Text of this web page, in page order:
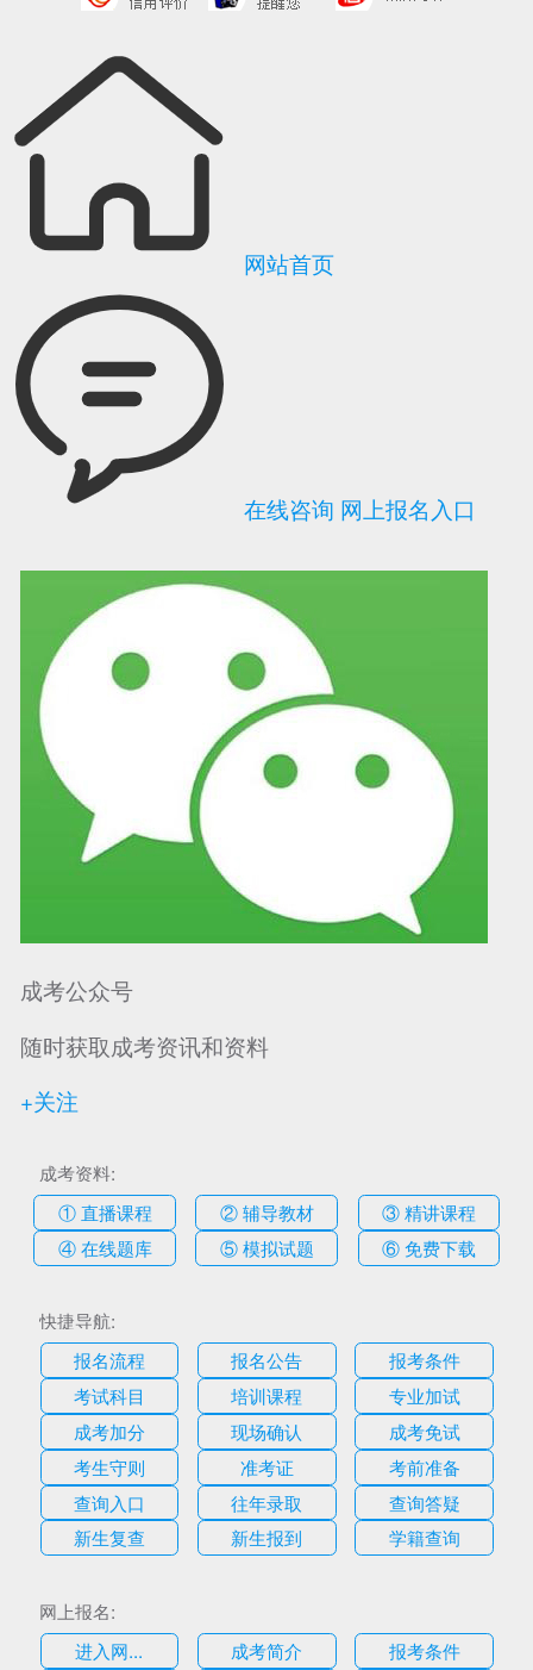
可信网站信用评 网络警察提醒你 诚信网站
网站首页
在线咨询 网上报名入口
成考公众号
随时获取成考资讯和资料
+关注
成考资料:
① 直播课程
② 辅导教材
③ 精讲课程
④ 在线题库
⑤ 模拟试题 ⑥ 免费下载
快捷导航:
报名流程
报名公告
报考条件
考试科目
培训课程
专业加试
成考加分
现场确认
成考免试
考生守则
准考证
考前准备
查询入口
往年录取
查询答疑
新生复查
新生报到 学籍查询
网上报名:
进入网...
成考简介
报考条件